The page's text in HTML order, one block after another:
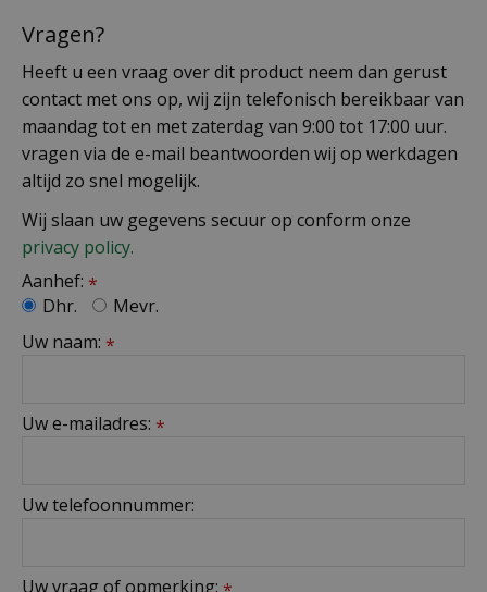
Vragen?
Heeft u een vraag over dit product neem dan gerust
contact met ons op, wij zijn telefonisch bereikbaar van
maandag tot en met zaterdag van 9:00 tot 17:00 uur.
vragen via de e-mail beantwoorden wij op werkdagen
altijd zo snel mogelijk.
Wij slaan uw gegevens secuur op conform onze
privacy policy.
Aanhef: *
Dhr.
Mevr.
Uw naam: *
Uw e-mailadres: *
Uw telefoonnummer:
Uw vraag of opmerking: